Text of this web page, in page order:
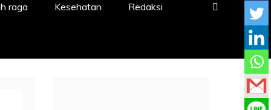
raga Kesehatan Redaksi